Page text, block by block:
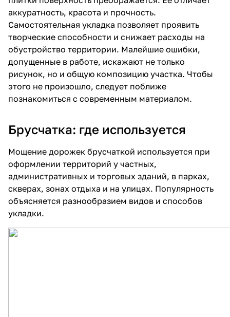
аккуратность, красота и прочность.
Самостоятельная укладка позволяет проявить
творческие способности и снижает расходы на
обустройство территории. Малейшие ошибки,
допущенные в работе, искажают не только
рисунок, но и общую композицию участка. Чтобы
этого не произошло, следует поближе
познакомиться с современным материалом.
Брусчатка: где используется
Мощение дорожек брусчаткой используется при
оформлении территорий у частных,
административных и торговых зданий, в парках,
скверах, зонах отдыха и на улицах. Популярность
объясняется разнообразием видов и способов
укладки.